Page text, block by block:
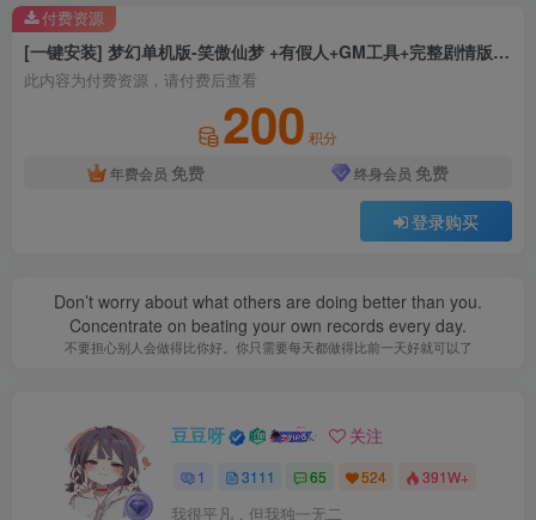
[一键安装] 梦幻单机版-笑傲仙梦 +有假人+GM工具+完整剧情版+单经脉+仿官不变+详细玩法攻略
此内容为付费资源，请付费后查看
200 积分
年费会员 免费 终身会员 免费
登录购买
付费资源
Don’t worry about what others are doing better than you.
Concentrate on beating your own records every day.
不要担心别人会做得比你好。你只需要每天都做得比前一天好就可以了
豆豆呀 关注
1 3111 65 524 391W+
我很平凡，但我独一无二